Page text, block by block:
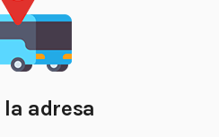
adresa